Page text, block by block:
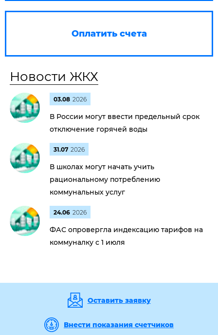
Оплатить счета
Новости ЖКХ
03.08 2026
В России могут ввести предельный срок
отключение горячей воды
31.07 2026
В школах могут начать учить
рациональному потреблению
коммунальных услуг
24.06 2026
ФАС опровергла индексацию тарифов на
коммуналку с 1 июля
Оставить заявку
Внести показания счетчиков